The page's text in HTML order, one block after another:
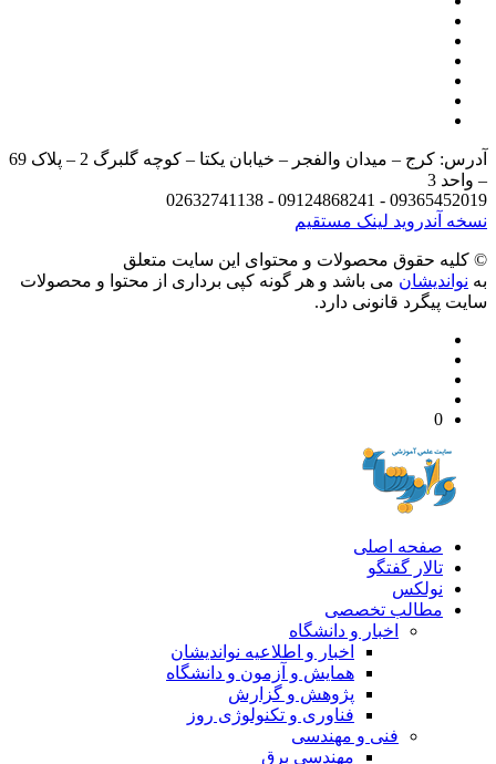
آدرس: کرج – میدان والفجر – خیابان یکتا – کوچه گلبرگ 2 – پلاک 69
3
09365452019 - 09124868241 -
آندرویدلینک مستقیم
حقوق محصولات و محتوای اين سایت متعلق
می باشد و هر گونه کپی برداری از محتوا و محصولات
پیگرد قانونی دارد.
صفحه اصلی
تالار گفتگو
نولکس
مطالب تخصصی
اخبار و دانشگاه
اخبار و اطلاعیه نواندیشان
همایش و آزمون و دانشگاه
پژوهش و گزارش
فناوری و تکنولوژی روز
فنی و مهندسی
مهندسی برق